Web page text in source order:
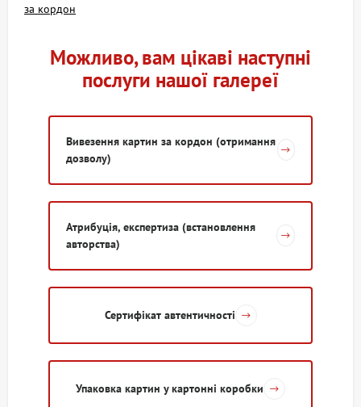
за кордон
Можливо, вам цікаві наступні
послуги нашої галереї
Вивезення картин за кордон (отримання
дозволу)
Атрибуція, експертиза (встановлення
авторства)
Сертифікат автентичності
Упаковка картин у картонні коробки